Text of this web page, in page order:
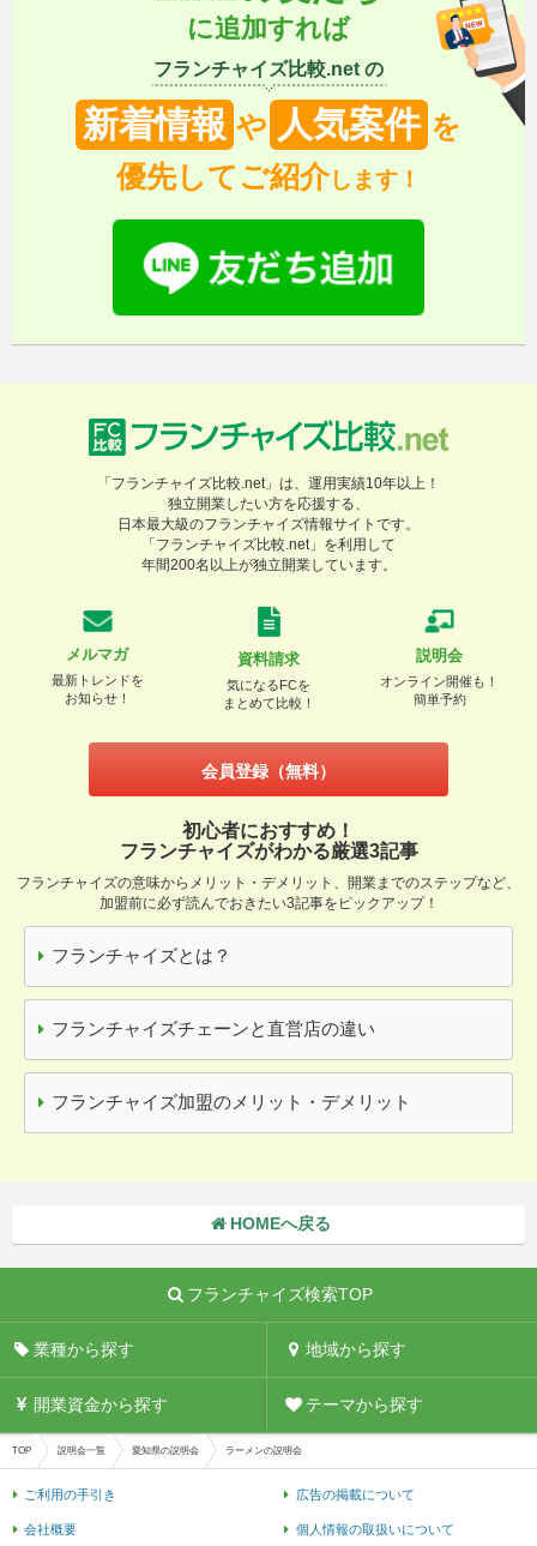
に追加すれば
フランチャイズ比較.net の
新着情報 や 人気案件 を
優先してご紹介します！
「フランチャイズ比較.net」は、運用実績10年以上！
独立開業したい方を応援する、
日本最大級のフランチャイズ情報サイトです。
「フランチャイズ比較.net」を利用して
年間200名以上が独立開業しています。
メルマガ
最新トレンドを
お知らせ！
資料請求
気になるFCを
まとめて比較！
説明会
オンライン開催も！
簡単予約
会員登録（無料）
初心者におすすめ！
フランチャイズがわかる厳選3記事
フランチャイズの意味からメリット・デメリット、開業までのステップなど、
加盟前に必ず読んでおきたい3記事をピックアップ！
フランチャイズとは？
フランチャイズチェーンと直営店の違い
フランチャイズ加盟のメリット・デメリット
HOMEへ戻る
フランチャイズ検索TOP
業種から探す 地域から探す
開業資金から探す テーマから探す
TOP 説明会一覧 愛知県の説明会 ラーメンの説明会
ご利用の手引き 広告の掲載について
会社概要 個人情報の取扱いについて